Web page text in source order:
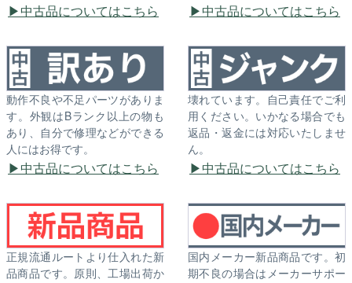
中古品についてはこちら 中古品についてはこちら
動作不良や不足パーツがありま
す。外観はBランク以上の物も
あり、自分で修理などができる
人にはお得です。
中古品についてはこちら
壊れています。自己責任でご利
用ください。いかなる場合でも
返品・返金には対応いたしませ
ん。
中古品についてはこちら
正規流通ルートより仕入れた新
品商品です。原則、工場出荷か
国内メーカー新品商品です。初
期不良の場合はメーカーサポー